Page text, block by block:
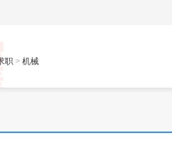
职 > 机械